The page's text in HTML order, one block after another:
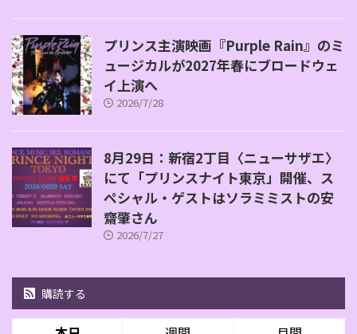
プリンス主演映画『Purple Rain』のミ
ュージカルが2027年春にブロードウェ
イ上演へ
2026/7/28
8月29日：新宿2丁目〈ニューサザエ〉
にて「プリンスナイト東京」開催、ス
ペシャル・ゲストはソラミミストの安
齋肇さん
2026/7/27
購読する